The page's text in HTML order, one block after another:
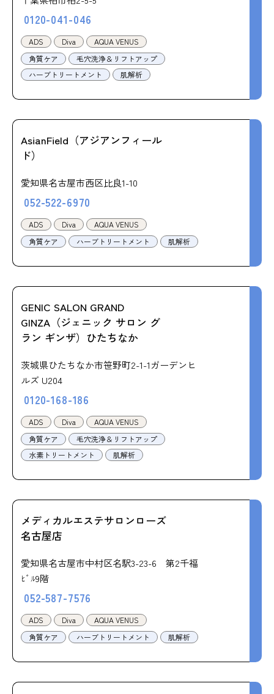
0120-041-046
ADS Diva
AQUA VENUS
角質ケア
毛穴洗浄＆リフトアップ
ハーブトリートメント
肌解析
AsianField（アジアンフィール
ド）
愛知県名古屋市西区比良1-10
052-522-6970
ADS Diva
AQUA VENUS
角質ケア
ハーブトリートメント 肌解析
GENIC SALON GRAND
GINZA（ジェニック サロン グ
ラン ギンザ）ひたちなか
茨城県ひたちなか市笹野町2-1-1ガーデンヒ
ルズ U204
0120-168-186
ADS Diva
AQUA VENUS
角質ケア
毛穴洗浄＆リフトアップ
水素トリートメント
肌解析
メディカルエステサロンローズ
名古屋店
愛知県名古屋市中村区名駅3-23-6 第2千福
ﾋﾞﾙ9階
052-587-7576
ADS Diva
AQUA VENUS
角質ケア
ハーブトリートメント 肌解析